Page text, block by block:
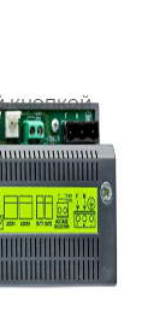
кнопкой